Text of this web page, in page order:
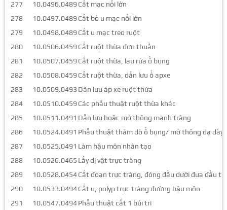
277
10.0496.0489 Cắt mạc nối lớn
278
10.0497.0489 Cắt bỏ u mạc nối lớn
279
10.0498.0489 Cắt u mạc treo ruột
280
10.0506.0459 Cắt ruột thừa đơn thuần
281
10.0507.0459 Cắt ruột thừa, lau rửa ổ bụng
282
10.0508.0459 Cắt ruột thừa, dẫn lưu ổ apxe
283
10.0509.0493 Dẫn lưu áp xe ruột thừa
284
10.0510.0459 Các phẫu thuật ruột thừa khác
285
10.0511.0491 Dẫn lưu hoặc mở thông manh tràng
286
10.0524.0491 Phẫu thuật thăm dò ổ bụng/ mở thông dạ
287
10.0525.0491 Làm hậu môn nhân tạo
288
10.0526.0465 Lấy dị vật trực tràng
289
10.0528.0454Cắt đoạn trực tràng, đóng đầu dưới đưa đầu
290
10.0533.0494Cắt u, polyp trực tràng đường hậu môn
291
10.0547.0494Phẫu thuật cắt 1 búi trĩ